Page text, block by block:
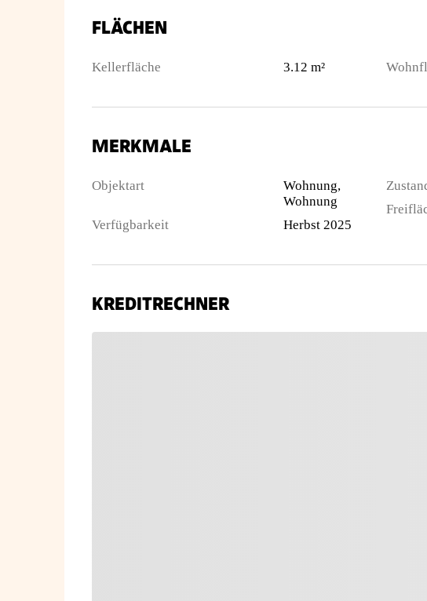
FLÄCHEN
Kellerfläche 3.12 m²
MERKMALE
Objektart
Wohnung,
Wohnung
Verfügbarkeit
Herbst 2025
KREDITRECHNER